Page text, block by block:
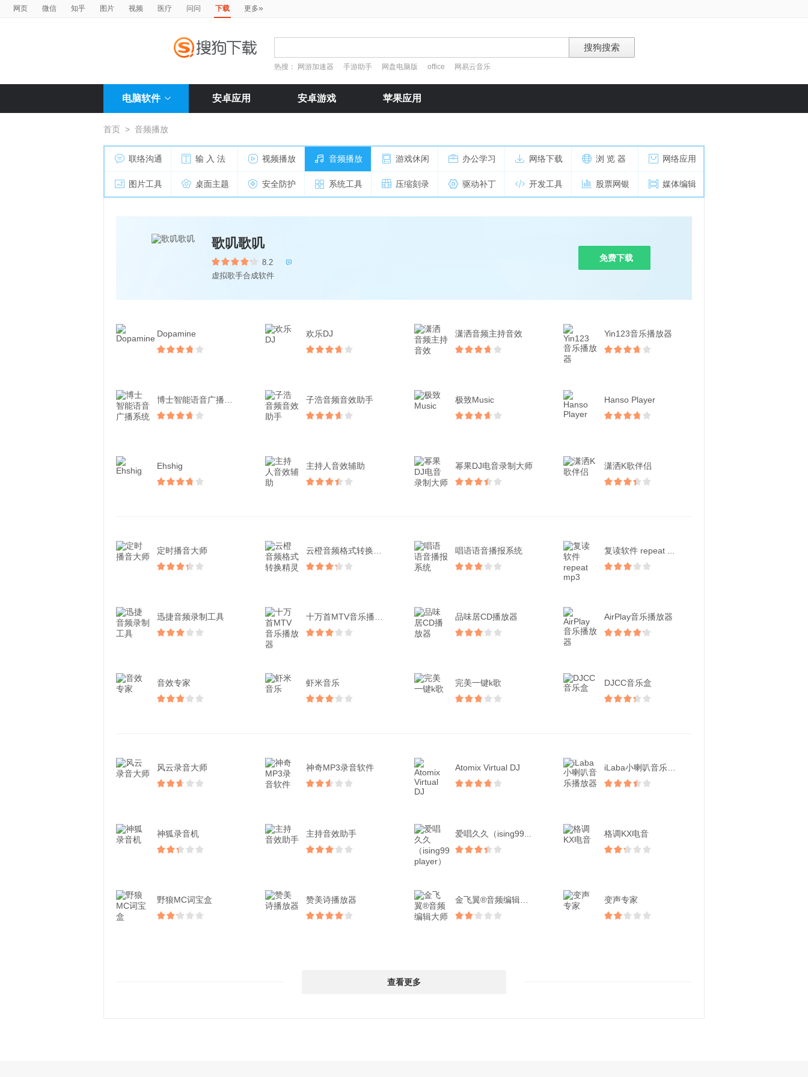
网页 微信 知乎 图片 视频 医疗 问问 下载 更多»
热搜： 网游加速器 手游助手 网盘电脑版 office 网易云音乐
电脑软件 安卓应用 安卓游戏 苹果应用
首页 > 音频播放
联络沟通 输 入 法 视频播放 音频播放 游戏休闲 办公学习 网络下载 浏 览 器 网络应用
图片工具 桌面主题 安全防护 系统工具 压缩刻录 驱动补丁 开发工具 股票网银 媒体编辑
歌叽歌叽
8.2 
虚拟歌手合成软件
免费下载
Dopamine 欢乐DJ 潇洒音频主持音效 Yin123音乐播放器
子浩音频音效助手 极致Music Hanso Player
Ehshig 主持人音效辅助 幂果DJ电音录制大师 潇洒K歌伴侣
定时播音大师 唱语语音播报系统 复读软件 repeat ...
迅捷音频录制工具 品味居CD播放器 AirPlay音乐播放器
音效专家 虾米音乐 完美一键k歌 DJCC音乐盒
风云录音大师​ 神奇MP3录音软件 Atomix Virtual DJ
神狐录音机 主持音效助手 爱唱久久（ising99... 格调KX电音
野狼MC词宝盒 赞美诗播放器 变声专家
查看更多